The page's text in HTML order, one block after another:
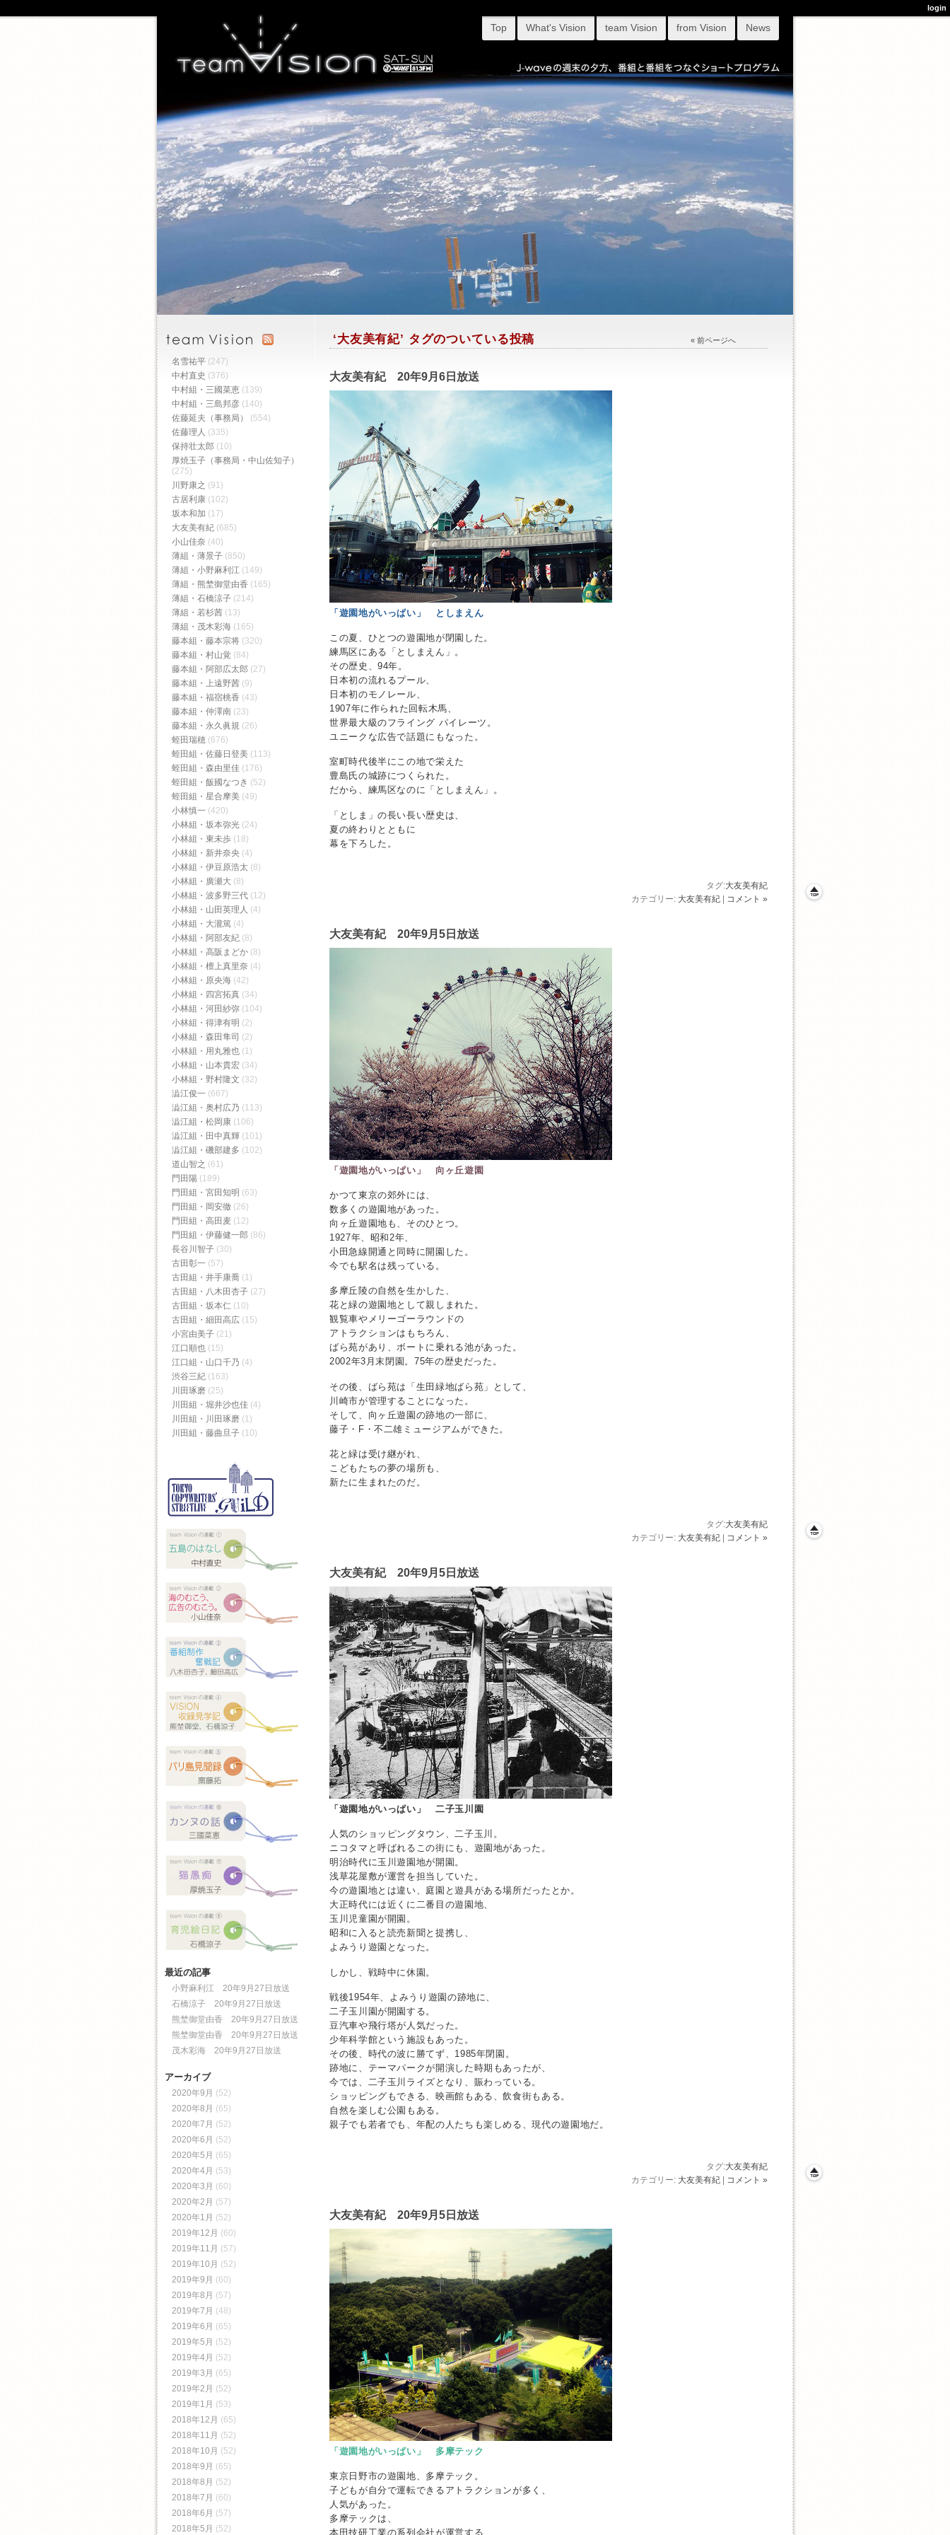
Top What's Vision team Vision from Vision News
‘大友美有紀’ タグのついている投稿 « 前ページへ
大友美有紀 20年9月6日放送
妖精書士
「遊園地がいっぱい」 としまえん
この夏、ひとつの遊園地が閉園した。
練馬区にある「としまえん」。
その歴史、94年。
日本初の流れるプール、
日本初のモノレール、
1907年に作られた回転木馬、
世界最大級のフライング パイレーツ。
ユニークな広告で話題にもなった。
室町時代後半にこの地で栄えた
豊島氏の城跡につくられた。
だから、練馬区なのに「としまえん」。
「としま」の長い長い歴史は、
夏の終わりとともに
幕を下ろした。
タグ:大友美有紀
カテゴリー: 大友美有紀 コメント »
大友美有紀 20年9月5日放送
cory ISAKA Yoji
「遊園地がいっぱい」 向ヶ丘遊園
かつて東京の郊外には、
数多くの遊園地があった。
向ヶ丘遊園地も、そのひとつ。
1927年、昭和2年、
小田急線開通と同時に開園した。
今でも駅名は残っている。
多摩丘陵の自然を生かした、
花と緑の遊園地として親しまれた。
観覧車やメリーゴーラウンドの
アトラクションはもちろん、
ばら苑があり、ボートに乗れる池があった。
2002年3月末閉園。75年の歴史だった。
その後、ばら苑は「生田緑地ばら苑」として、
川崎市が管理することになった。
そして、向ヶ丘遊園の跡地の一部に、
藤子・F・不二雄ミュージアムができた。
花と緑は受け継がれ、
こどもたちの夢の場所も、
新たに生まれたのだ。
タグ:大友美有紀
カテゴリー: 大友美有紀 コメント »
大友美有紀 20年9月5日放送
「遊園地がいっぱい」 二子玉川園
人気のショッピングタウン、二子玉川。
ニコタマと呼ばれるこの街にも、遊園地があった。
明治時代に玉川遊園地が開園。
浅草花屋敷が運営を担当していた。
今の遊園地とは違い、庭園と遊具がある場所だったとか。
大正時代には近くに二番目の遊園地、
玉川児童園が開園。
昭和に入ると読売新聞と提携し、
よみうり遊園となった。
しかし、戦時中に休園。
戦後1954年、よみうり遊園の跡地に、
二子玉川園が開園する。
豆汽車や飛行塔が人気だった。
少年科学館という施設もあった。
その後、時代の波に勝てず、1985年閉園。
跡地に、テーマパークが開演した時期もあったが、
今では、二子玉川ライズとなり、賑わっている。
ショッピングもできる、映画館もある、飲食街もある。
自然を楽しむ公園もある。
親子でも若者でも、年配の人たちも楽しめる、現代の遊園地だ。
タグ:大友美有紀
カテゴリー: 大友美有紀 コメント »
大友美有紀 20年9月5日放送
「遊園地がいっぱい」 多摩テック
東京日野市の遊園地、多摩テック。
子どもが自分で運転できるアトラクションが多く、
人気があった。
多摩テックは、
名雪祐平 (247)
中村直史 (376)
中村組・三國菜恵 (139)
中村組・三島邦彦 (140)
佐藤延夫（事務局）
(554)
佐藤理人 (335)
保持壮太郎 (10)
厚焼玉子（事務局・中山佐知子）
(275)
川野康之 (91)
古居利康 (102)
坂本和加 (17)
大友美有紀 (685)
小山佳奈 (40)
薄組・薄景子 (850)
薄組・小野麻利江 (149)
薄組・熊埜御堂由香 (165)
薄組・石橋涼子 (214)
薄組・若杉茜 (13)
薄組・茂木彩海 (165)
藤本組・藤本宗将 (320)
藤本組・村山覚 (84)
藤本組・阿部広太郎 (27)
藤本組・上遠野茜 (9)
藤本組・福宿桃香‬ (43)
藤本組・仲澤南 (23)
藤本組・永久眞規 (26)
蛭田瑞穂 (676)
蛭田組・佐藤日登美 (113)
蛭田組・森由里佳 (176)
蛭田組・飯國なつき (52)
蛭田組・星合摩美 (49)
小林慎一 (420)
小林組・坂本弥光 (24)
小林組・東未歩 (18)
小林組・新井奈央 (4)
小林組・伊豆原浩太 (8)
小林組・廣瀬大 (8)
小林組・波多野三代 (12)
小林組・山田英理人 (4)
小林組・大瀧篤 (4)
小林組・阿部友紀 (8)
小林組・高阪まどか (8)
小林組・檀上真里奈 (4)
小林組・原央海 (42)
小林組・四宮拓真 (34)
小林組・河田紗弥 (104)
小林組・得津有明 (2)
小林組・森田隼司 (2)
小林組・用丸雅也 (1)
小林組・山本貴宏 (34)
小林組・野村隆文 (32)
澁江俊一 (667)
澁江組・奥村広乃 (113)
澁江組・松岡康 (106)
澁江組・田中真輝 (101)
澁江組・磯部建多 (102)
道山智之 (61)
門田陽 (189)
門田組・宮田知明 (63)
門田組・岡安徹 (26)
門田組・高田麦 (12)
門田組・伊藤健一郎 (86)
長谷川智子 (30)
古田彰一 (57)
古田組・井手康喬 (1)
古田組・八木田杏子 (27)
古田組・坂本仁 (10)
古田組・細田高広 (15)
小宮由美子 (21)
江口順也 (15)
江口組・山口千乃 (4)
渋谷三紀 (163)
川田琢磨 (25)
川田組・堀井沙也佳 (4)
川田組・川田琢磨 (1)
川田組・藤曲旦子 (10)
最近の記事
小野麻利江 20年9月27日放送
石橋涼子 20年9月27日放送
熊埜御堂由香 20年9月27日放送
熊埜御堂由香 20年9月27日放送
茂木彩海 20年9月27日放送
アーカイブ
2020年9月 (52)
2020年8月 (65)
2020年7月 (52)
2020年6月 (52)
2020年5月 (65)
2020年4月 (53)
2020年3月 (60)
2020年2月 (57)
2020年1月 (52)
2019年12月 (60)
2019年11月 (57)
2019年10月 (52)
2019年9月 (60)
2019年8月 (57)
2019年7月 (48)
2019年6月 (65)
2019年5月 (52)
2019年4月 (52)
2019年3月 (65)
2019年2月 (52)
2019年1月 (53)
2018年12月 (65)
2018年11月 (52)
2018年10月 (52)
2018年9月 (65)
2018年8月 (52)
2018年7月 (60)
2018年6月 (57)
2018年5月 (52)
login